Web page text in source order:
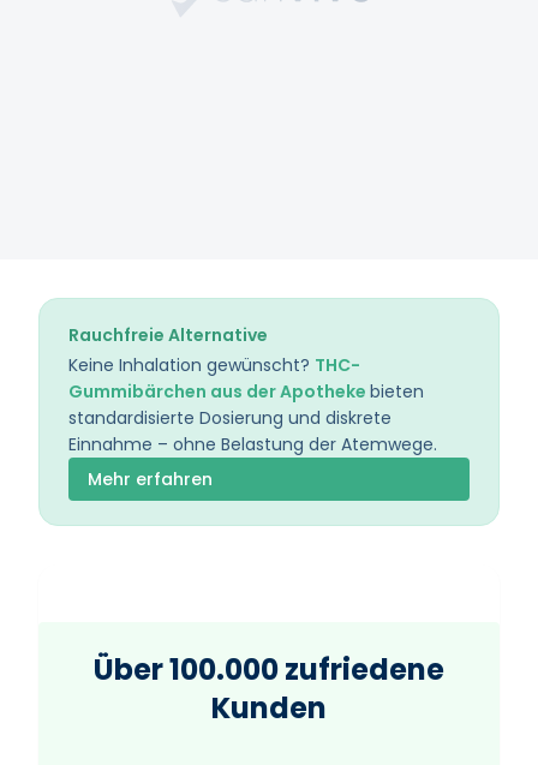
Rauchfreie Alternative
Keine Inhalation gewünscht? THC-
Gummibärchen aus der Apotheke bieten
standardisierte Dosierung und diskrete
Einnahme – ohne Belastung der Atemwege.
Mehr erfahren
Über 100.000 zufriedene
Kunden